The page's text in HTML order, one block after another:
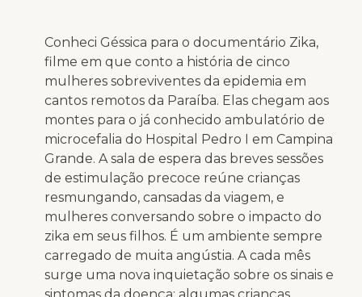
Conheci Géssica para o documentário Zika,
filme em que conto a história de cinco
mulheres sobreviventes da epidemia em
cantos remotos da Paraíba. Elas chegam aos
montes para o já conhecido ambulatório de
microcefalia do Hospital Pedro I em Campina
Grande. A sala de espera das breves sessões
de estimulação precoce reúne crianças
resmungando, cansadas da viagem, e
mulheres conversando sobre o impacto do
zika em seus filhos. É um ambiente sempre
carregado de muita angústia. A cada mês
surge uma nova inquietação sobre os sinais e